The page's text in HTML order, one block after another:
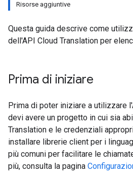
Risorse aggiuntive
Questa guida descrive come
dell'API Cloud Translation per
Prima di iniziare
Prima di poter iniziare a utilizzare
devi avere un progetto in cui sia
Translation e le credenziali
installare librerie client per i
più comuni per facilitare le
più, consulta la pagina